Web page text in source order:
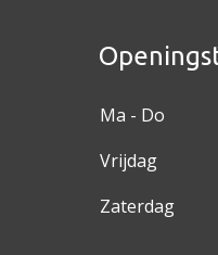
Ma - Do
Vrijdag
Zaterdag